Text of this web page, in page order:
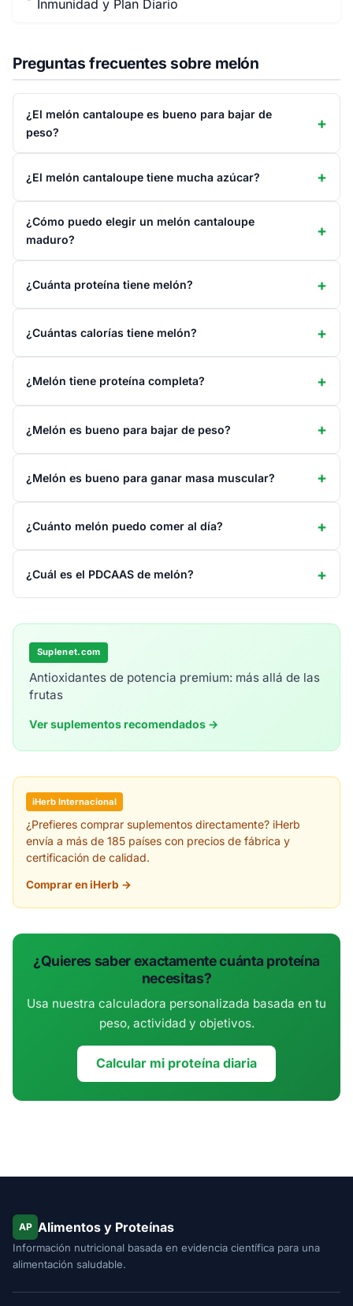
Inmunidad y Plan Diario
Preguntas frecuentes sobre melón
¿El melón cantaloupe es bueno para bajar de
peso?
¿El melón cantaloupe tiene mucha azúcar?
¿Cómo puedo elegir un melón cantaloupe
maduro?
¿Cuánta proteína tiene melón?
¿Cuántas calorías tiene melón?
¿Melón tiene proteína completa?
¿Melón es bueno para bajar de peso?
¿Melón es bueno para ganar masa muscular?
¿Cuánto melón puedo comer al día?
¿Cuál es el PDCAAS de melón?
Suplenet.com
Antioxidantes de potencia premium: más allá de las
frutas
Ver suplementos recomendados →
iHerb Internacional
¿Prefieres comprar suplementos directamente? iHerb
envía a más de 185 países con precios de fábrica y
certificación de calidad.
Comprar en iHerb →
¿Quieres saber exactamente cuánta proteína
necesitas?
Usa nuestra calculadora personalizada basada en tu
peso, actividad y objetivos.
Calcular mi proteína diaria
AP Alimentos y Proteínas
Información nutricional basada en evidencia científica para una
alimentación saludable.